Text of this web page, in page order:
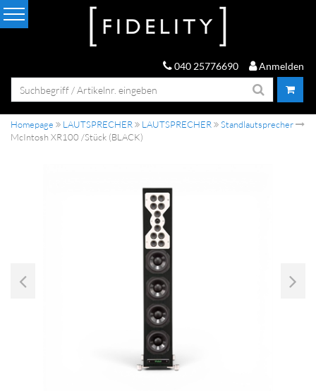
040 25776690 Anmelden
Homepage LAUTSPRECHER LAUTSPRECHER
Standlautsprecher
McIntosh XR100 /Stück (BLACK)